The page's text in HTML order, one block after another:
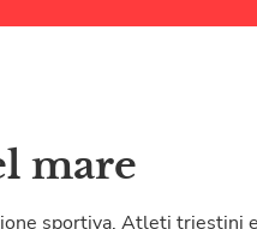
mare
sportiva. Atleti triestini